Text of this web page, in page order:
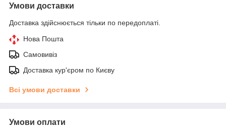
Умови доставки
Доставка здійснюється тільки по передоплаті.
Нова Пошта
Самовивіз
Доставка кур'єром по Києву
Всі умови доставки
Умови оплати